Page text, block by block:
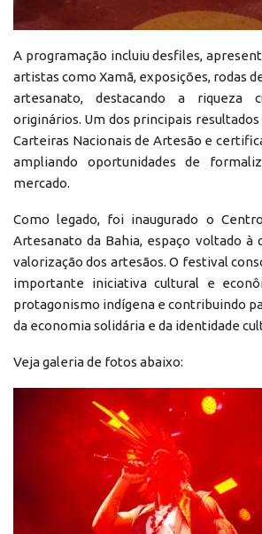
A programação incluiu desfiles,
artistas como Xamã, exposições, rodas
artesanato, destacando a riqueza
originários. Um dos principais
Carteiras Nacionais de Artesão e
ampliando oportunidades de
mercado.
Como legado, foi inaugurado o
Artesanato da Bahia, espaço voltado à
valorização dos artesãos. O festival
importante iniciativa cultural e
protagonismo indígena e contribuindo
da economia solidária e da identidade
Veja galeria de fotos abaixo: